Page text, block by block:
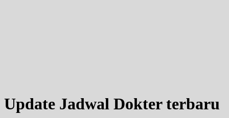
Update Jadwal Dokter terbaru